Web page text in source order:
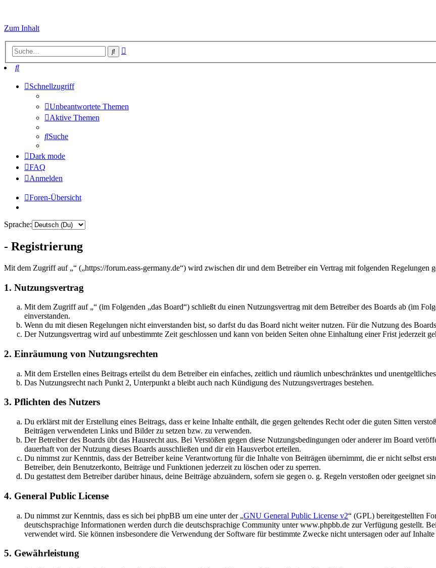
Zum Inhalt
Suche
Suche
Schnellzugriff
Unbeantwortete Themen
Aktive Themen
Suche
Dark mode
FAQ
Anmelden
Foren-Übersicht
Sprache:
- Registrierung
Mit dem Zugriff auf „“ („https://forum.eass-germany.de“) wird zwischen dir und dem Betreiber ein Vertrag mit folgenden Regelungen
1. Nutzungsvertrag
Mit dem Zugriff auf „“ (im Folgenden „das Board“) schließt du einen Nutzungsvertrag mit dem Betreiber des Boards ab (im
einverstanden.
Wenn du mit diesen Regelungen nicht einverstanden bist, so darfst du das Board nicht weiter nutzen. Für die Nutzung des
Der Nutzungsvertrag wird auf unbestimmte Zeit geschlossen und kann von beiden Seiten ohne Einhaltung einer Frist jederzeit
2. Einräumung von Nutzungsrechten
Mit dem Erstellen eines Beitrags erteilst du dem Betreiber ein einfaches, zeitlich und räumlich unbeschränktes und
Das Nutzungsrecht nach Punkt 2, Unterpunkt a bleibt auch nach Kündigung des Nutzungsvertrages bestehen.
3. Pflichten des Nutzers
Du erklärst mit der Erstellung eines Beitrags, dass er keine Inhalte enthält, die gegen geltendes Recht oder die guten Sitten
Beiträgen verwendeten Links und Bilder zu setzen bzw. zu verwenden.
Der Betreiber des Boards übt das Hausrecht aus. Bei Verstößen gegen diese Nutzungsbedingungen oder anderer im Board
dauerhaft von der Nutzung dieses Boards ausschließen und dir ein Hausverbot erteilen.
Du nimmst zur Kenntnis, dass der Betreiber keine Verantwortung für die Inhalte von Beiträgen übernimmt, die er nicht selbst
Betreiber, dein Benutzerkonto, Beiträge und Funktionen jederzeit zu löschen oder zu sperren.
Du gestattest dem Betreiber darüber hinaus, deine Beiträge abzuändern, sofern sie gegen o. g. Regeln verstoßen oder geeignet
4. General Public License
Du nimmst zur Kenntnis, dass es sich bei phpBB um eine unter der „GNU General Public License v2“ (GPL) bereitgestellten
deutschsprachige Informationen werden durch die deutschsprachige Community unter www.phpbb.de zur Verfügung gestellt.
verwendet wird. Sie können insbesondere die Verwendung der Software für bestimmte Zwecke nicht untersagen oder auf
5. Gewährleistung